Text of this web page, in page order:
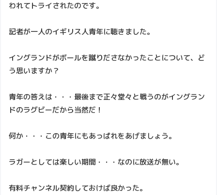
われてトライされたのです。
記者が一人のイギリス人青年に聴きました。
イングランドがボールを蹴りださなかったことについて、ど
う思いますか？
青年の答えは・・・最後まで正々堂々と戦うのがイングラン
ドのラグビーだから当然だ！
何か・・・この青年にもあっぱれをあげましょう。
ラガーとしては楽しい期間・・・なのに放送が無い。
有料チャンネル契約しておけば良かった。